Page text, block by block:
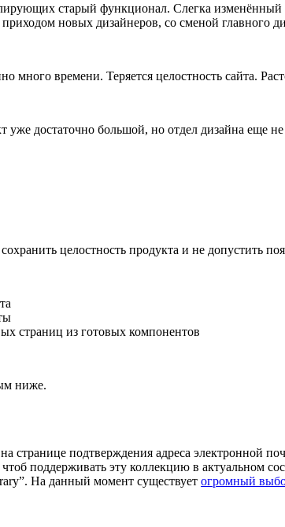
старый функционал. Слегка
новых дизайнеров, со сменой главного
много времени. Теряется целостность сайта.
достаточно большой, но отдел дизайна еще
целостность продукта и не допустить
страниц из готовых компонентов
ниже.
странице подтверждения адреса электронной
поддерживать эту коллекцию в актуальном
На данный момент существует огромный